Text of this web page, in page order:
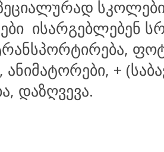
ისარგებლებენ
ანიმატორები, +
დაზღვევა.